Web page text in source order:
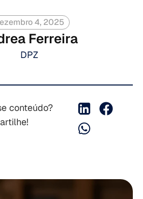
4, 2025
Ferreira
DPZ
conteúdo?